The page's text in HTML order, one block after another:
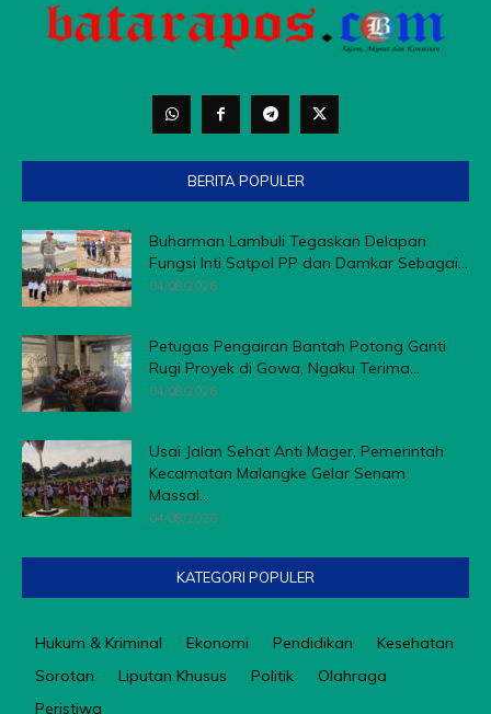
BERITA POPULER
Buharman Lambuli Tegaskan Delapan
Fungsi Inti Satpol PP dan Damkar Sebagai...
04/08/2026
Petugas Pengairan Bantah Potong Ganti
Rugi Proyek di Gowa, Ngaku Terima...
04/08/2026
Usai Jalan Sehat Anti Mager, Pemerintah
Kecamatan Malangke Gelar Senam
Massal...
04/08/2026
KATEGORI POPULER
Hukum & Kriminal Ekonomi Pendidikan
Kesehatan
Sorotan
Liputan Khusus Politik
Olahraga
Peristiwa